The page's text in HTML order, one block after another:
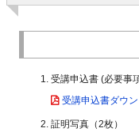
受講申込書 (必要事
受講申込書ダウ
証明写真（2枚）